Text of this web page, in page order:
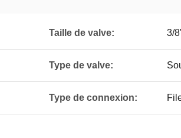
Taille de valve: 3/
Type de valve:
Type de connexion: